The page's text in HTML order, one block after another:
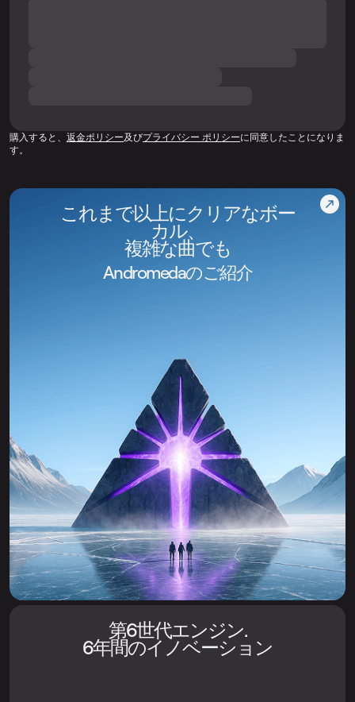
購入すると、 返金ポリシー及びプライバシー ポリシーに同意したことになりま
す。
これまで以上にクリアなボー
カル、
複雑な曲でも
Andromedaのご紹介
第6世代エンジン.
6年間のイノベーション